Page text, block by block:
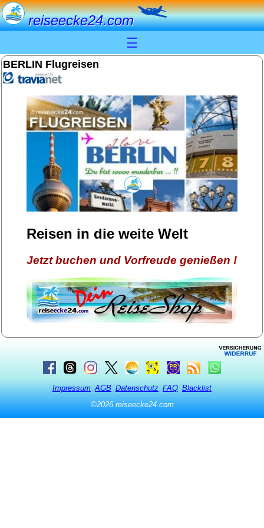
reiseecke24.com
☰
BERLIN Flugreisen
Reisen in die weite Welt
Jetzt buchen und Vorfreude genießen !
Impressum AGB Datenschutz FAQ Blacklist